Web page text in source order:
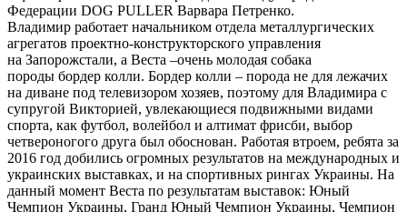
Федерации DOG PULLER Варвара Петренко.
Владимир работает начальником отдела металлургических
агрегатов проектно-конструкторского управления
на Запорожстали, а Веста –очень молодая собака
породы бордер колли. Бордер колли – порода не для лежачих
на диване под телевизором хозяев, поэтому для Владимира с
супругой Викторией, увлекающиеся подвижными видами
спорта, как футбол, волейбол и алтимат фрисби, выбор
четвероногого друга был обоснован. Работая втроем, ребята за
2016 год добились огромных результатов на международных и
украинских выставках, и на спортивных рингах Украины. На
данный момент Веста по результатам выставок: Юный
Чемпион Украины, Гранд Юный Чемпион Украины, Чемпион